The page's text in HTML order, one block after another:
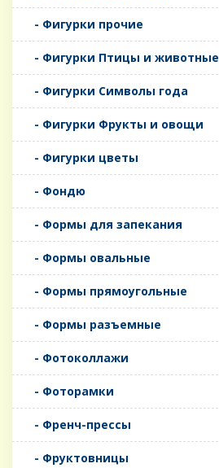
- Фигурки прочие
- Фигурки Птицы и животные
- Фигурки Символы года
- Фигурки Фрукты и овощи
- Фигурки цветы
- Фондю
- Формы для запекания
- Формы овальные
- Формы прямоугольные
- Формы разъемные
- Фотоколлажи
- Фоторамки
- Френч-прессы
- Фруктовницы